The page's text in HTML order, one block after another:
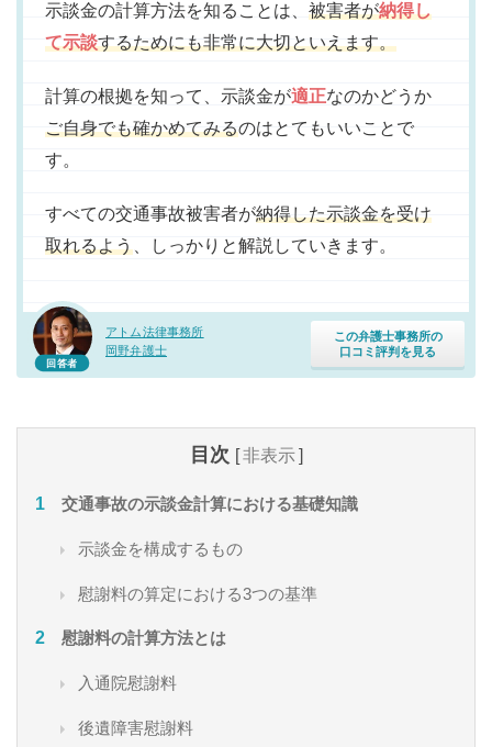
回答者
アトム法律事務所
岡野弁護士
この弁護士事務所の
口コミ評判を見る
示談金の計算方法を知ることは、 被害者が納得し
て示談するためにも非常に大切といえます。
計算の根拠を知って、示談金が適正なのかどうか
ご自身でも確かめてみるのはとてもいいことで
す。
すべての交通事故被害者が納得した示談金を受け
取れるよう 、しっかりと解説していきます。
目次 [非表示]
交通事故の示談金計算における基礎知識
示談金を構成するもの
慰謝料の算定における3つの基準
慰謝料の計算方法とは
入通院慰謝料
後遺障害慰謝料